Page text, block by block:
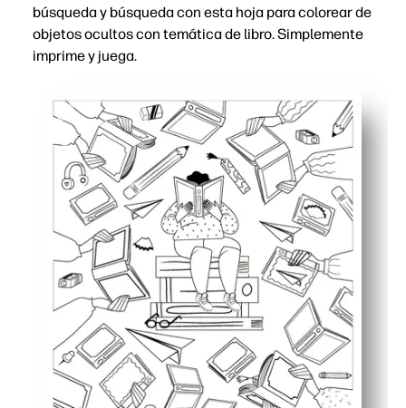
búsqueda y búsqueda con esta hoja para colorear de
objetos ocultos con temática de libro. Simplemente
imprime y juega.
Cero preparación: pulsa imprimir y estarás listo en
Los niños se mantienen comprometidos con la
Construye escaneo visual, atención al detalle y
Uso flexible: descanso mental rápido, tarea de